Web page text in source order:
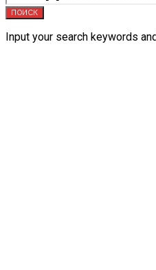
ПОИСК
Input your search keywords